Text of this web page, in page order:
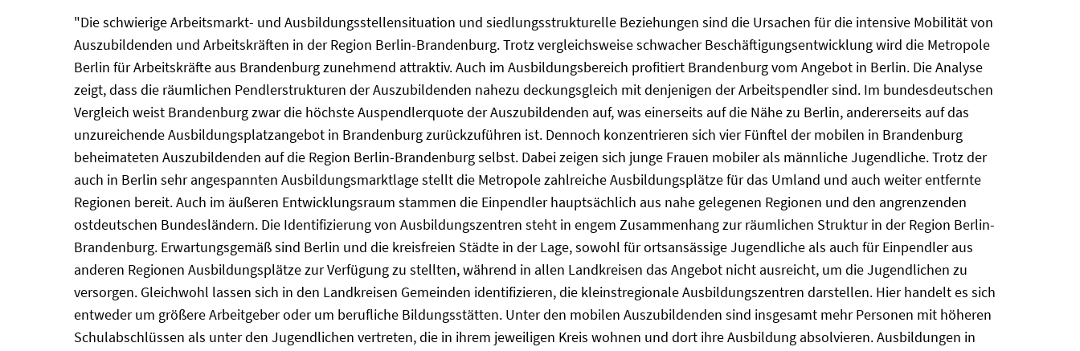
"Die schwierige Arbeitsmarkt- und Ausbildungsstellensituation und siedlungsstrukturelle Beziehungen sind die Ursachen für die intensive Mobilität von
Auszubildenden und Arbeitskräften in der Region Berlin-Brandenburg. Trotz vergleichsweise schwacher Beschäftigungsentwicklung wird die Metropole
Berlin für Arbeitskräfte aus Brandenburg zunehmend attraktiv. Auch im Ausbildungsbereich profitiert Brandenburg vom Angebot in Berlin. Die Analyse
zeigt, dass die räumlichen Pendlerstrukturen der Auszubildenden nahezu deckungsgleich mit denjenigen der Arbeitspendler sind. Im bundesdeutschen
Vergleich weist Brandenburg zwar die höchste Auspendlerquote der Auszubildenden auf, was einerseits auf die Nähe zu Berlin, andererseits auf das
unzureichende Ausbildungsplatzangebot in Brandenburg zurückzuführen ist. Dennoch konzentrieren sich vier Fünftel der mobilen in Brandenburg
beheimateten Auszubildenden auf die Region Berlin-Brandenburg selbst. Dabei zeigen sich junge Frauen mobiler als männliche Jugendliche. Trotz der
auch in Berlin sehr angespannten Ausbildungsmarktlage stellt die Metropole zahlreiche Ausbildungsplätze für das Umland und auch weiter entfernte
Regionen bereit. Auch im äußeren Entwicklungsraum stammen die Einpendler hauptsächlich aus nahe gelegenen Regionen und den angrenzenden
ostdeutschen Bundesländern. Die Identifizierung von Ausbildungszentren steht in engem Zusammenhang zur räumlichen Struktur in der Region Berlin-
Brandenburg. Erwartungsgemäß sind Berlin und die kreisfreien Städte in der Lage, sowohl für ortsansässige Jugendliche als auch für Einpendler aus
anderen Regionen Ausbildungsplätze zur Verfügung zu stellten, während in allen Landkreisen das Angebot nicht ausreicht, um die Jugendlichen zu
versorgen. Gleichwohl lassen sich in den Landkreisen Gemeinden identifizieren, die kleinstregionale Ausbildungszentren darstellen. Hier handelt es sich
entweder um größere Arbeitgeber oder um berufliche Bildungsstätten. Unter den mobilen Auszubildenden sind insgesamt mehr Personen mit höheren
Schulabschlüssen als unter den Jugendlichen vertreten, die in ihrem jeweiligen Kreis wohnen und dort ihre Ausbildung absolvieren. Ausbildungen in